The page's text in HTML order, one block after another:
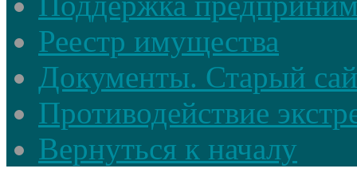
Реестр имущества
Документы. Старый
Противодействие
Вернуться к началу